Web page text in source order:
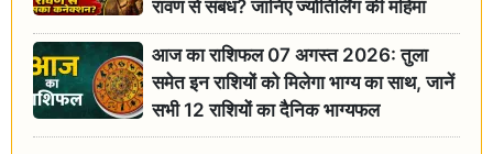
रावण से संबंध? जानिए ज्योतिर्लिंग की महिमा
आज का राशिफल 07 अगस्त 2026: तुला
समेत इन राशियों को मिलेगा भाग्य का साथ, जानें
सभी 12 राशियों का दैनिक भाग्यफल